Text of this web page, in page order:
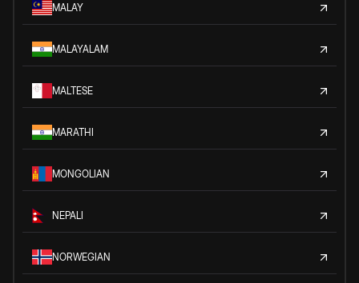
MALAY
MALAYALAM
MALTESE
MARATHI
MONGOLIAN
NEPALI
NORWEGIAN